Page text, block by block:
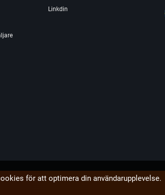
Linkdin
för att optimera din användarupplevelse.